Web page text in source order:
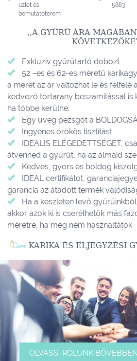
üzlet és
bemutatóterem
5883
,,A GYŰRŰ ÁRA
Exkluzív gyűrűtartó dobozt
52 –es és 62-es méretű
a méret az ár változhat le és felfelé
kedvező törtarany beszámítással is
ha többe kerülne.
Egy üveg pezsgőt a
Ingyenes örökös tisztítást
IDEALIS ELÉGEDETTSÉGET,
átvenned a gyűrűt, ha az álmaid
Kedves, gyors és boldog
IDEAL certifikátot,
garancia az átadott termék
Ha a készleten levő
akkor azok ki is cserélhetők más
méretre, ha még nem használtátok
KARIKA ÉS ELJEGYZÉSI
OLVASS, RÓLUNK